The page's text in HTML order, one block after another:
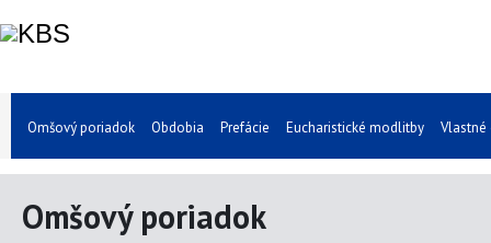
Omšový poriadok Obdobia Prefácie Eucharistické modlitby Vlastné
Omšový poriadok